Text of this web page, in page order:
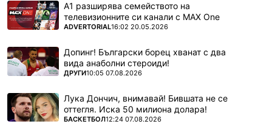
А1 разширява семейството на
телевизионните си канали с MAX One
ПОВЕЧЕ ОТ
ADVERTORIAL16:02 20.05.2026
Допинг! Български борец хванат с два
вида анаболни стероиди!
ПОВЕЧЕ ОТ
ДРУГИ10:05 07.08.2026
Лука Дончич, внимавай! Бившата не се
оттегля. Иска 50 милиона долара!
ПОВЕЧЕ ОТ
БАСКЕТБОЛ12:24 07.08.2026